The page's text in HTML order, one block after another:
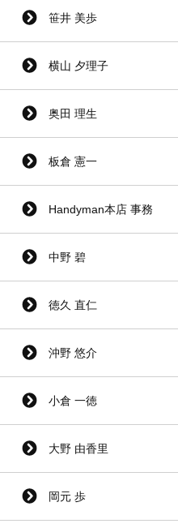
笹井 美歩
横山 夕理子
奥田 理生
板倉 憲一
Handyman本店 事務
中野 碧
徳久 直仁
沖野 悠介
小倉 一徳
大野 由香里
岡元 歩